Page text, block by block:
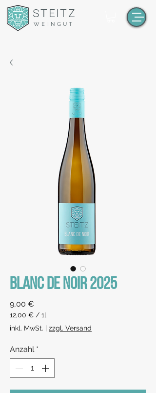
STEITZ
WEINGUT
BLANC DE NOIR 2025
9,00 €
12,00 € / 1l
12,00 €
Liter
inkl. MwSt. | zzgl. Versand
Anzahl *